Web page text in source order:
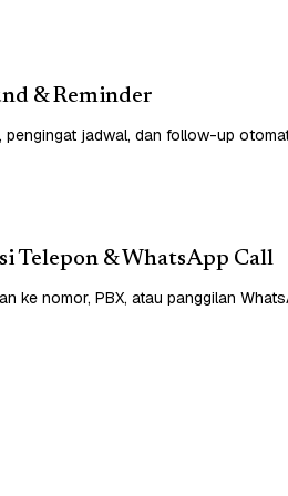
& Reminder
pengingat jadwal, dan follow-up
Telepon & WhatsApp Call
ke nomor, PBX, atau panggilan